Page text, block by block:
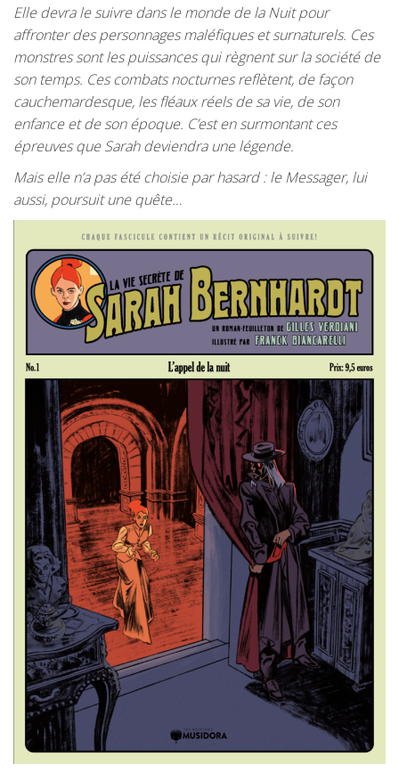
Elle devra le suivre dans le monde de la Nuit pour
affronter des personnages maléfiques et surnaturels. Ces
monstres sont les puissances qui règnent sur la société de
son temps. Ces combats nocturnes reflètent, de façon
cauchemardesque, les fléaux réels de sa vie, de son
enfance et de son époque. C’est en surmontant ces
épreuves que Sarah deviendra une légende.
Mais elle n’a pas été choisie par hasard : le Messager, lui
aussi, poursuit une quête…